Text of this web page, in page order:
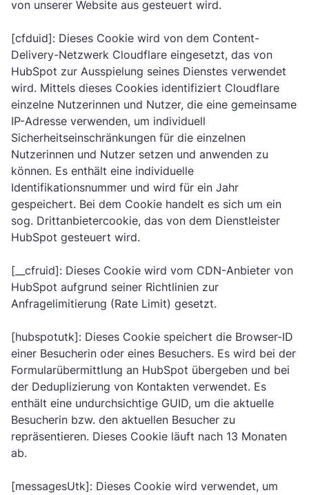
von unserer Website aus gesteuert wird.
[cfduid]: Dieses Cookie wird von dem Content-
Delivery-Netzwerk Cloudflare eingesetzt, das von
HubSpot zur Ausspielung seines Dienstes verwendet
wird. Mittels dieses Cookies identifiziert Cloudflare
einzelne Nutzerinnen und Nutzer, die eine gemeinsame
IP-Adresse verwenden, um individuell
Sicherheitseinschränkungen für die einzelnen
Nutzerinnen und Nutzer setzen und anwenden zu
können. Es enthält eine individuelle
Identifikationsnummer und wird für ein Jahr
gespeichert. Bei dem Cookie handelt es sich um ein
sog. Drittanbietercookie, das von dem Dienstleister
HubSpot gesteuert wird.
[__cfruid]: Dieses Cookie wird vom CDN-Anbieter von
HubSpot aufgrund seiner Richtlinien zur
Anfragelimitierung (Rate Limit) gesetzt.
[hubspotutk]: Dieses Cookie speichert die Browser-ID
einer Besucherin oder eines Besuchers. Es wird bei der
Formularübermittlung an HubSpot übergeben und bei
der Deduplizierung von Kontakten verwendet. Es
enthält eine undurchsichtige GUID, um die aktuelle
Besucherin bzw. den aktuellen Besucher zu
repräsentieren. Dieses Cookie läuft nach 13 Monaten
ab.
[messagesUtk]: Dieses Cookie wird verwendet, um